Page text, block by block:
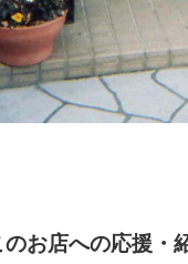
のお店への応援・